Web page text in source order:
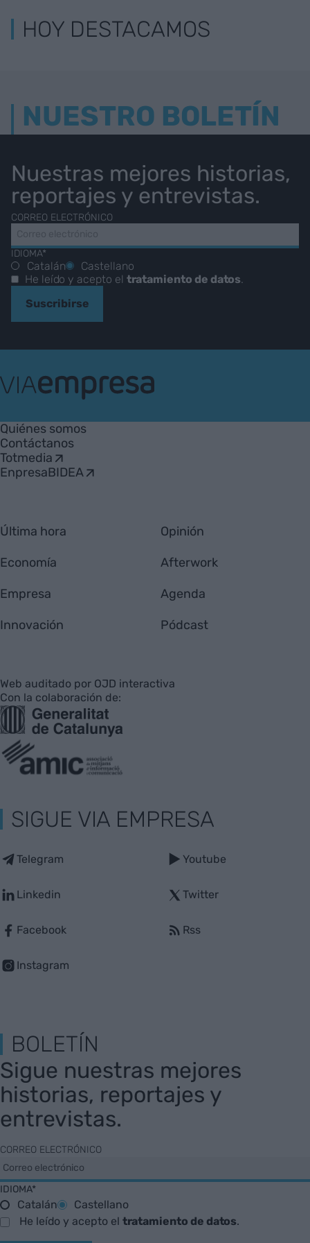
HOY DESTACAMOS
NUESTRO BOLETÍN
Nuestras mejores historias,
reportajes y entrevistas.
CORREO ELECTRÓNICO
IDIOMA*
Catalán
Castellano
He leído y acepto el tratamiento de datos.
Suscribirse
Empresa
Quiénes somos
Contáctanos
Totmedia
EnpresaBIDEA
Última hora
Economía
Empresa
Innovación
Opinión
Afterwork
Agenda
Pódcast
Web auditado por OJD interactiva
Con la colaboración de:
SIGUE VIA EMPRESA
Telegram
Linkedin
Facebook
Instagram
Youtube
Twitter
Rss
BOLETÍN
Sigue nuestras mejores
historias, reportajes y
entrevistas.
CORREO ELECTRÓNICO
IDIOMA*
Catalán
Castellano
He leído y acepto el tratamiento de datos.